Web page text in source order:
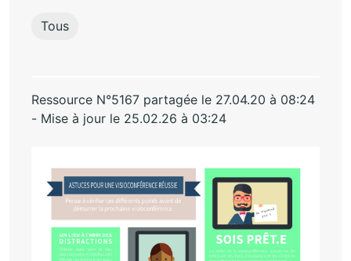
Tous
Ressource N°5167 partagée le 27.04.20 à 08:24
- Mise à jour le 25.02.26 à 03:24